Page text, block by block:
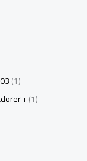
(1)
+(1)